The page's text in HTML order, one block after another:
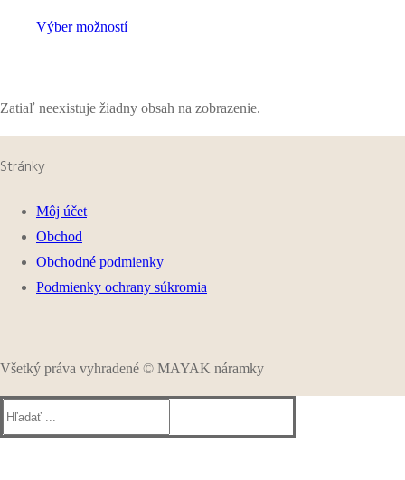
Výber možností
Zatiaľ neexistuje žiadny obsah na zobrazenie.
Stránky
Môj účet
Obchod
Obchodné podmienky
Podmienky ochrany súkromia
Všetký práva vyhradené © MAYAK náramky
Hľadať: